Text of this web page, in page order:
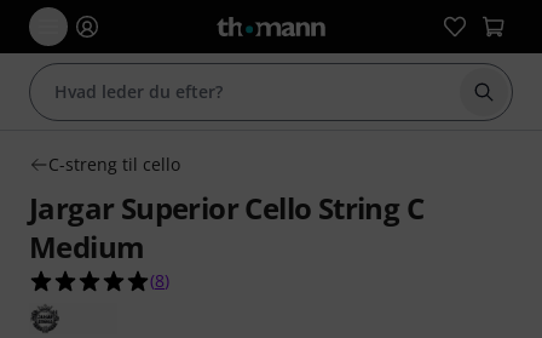
Start
C-streng til cello
Jargar Superior Cello String C
Medium
5.0 ud af 5 stjerner fra 8 kundebedømmelser
(8)